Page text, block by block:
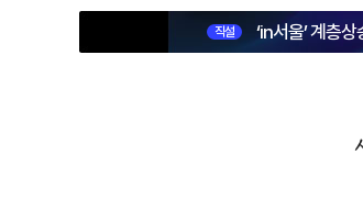
직설 ‘in서울’ 계층